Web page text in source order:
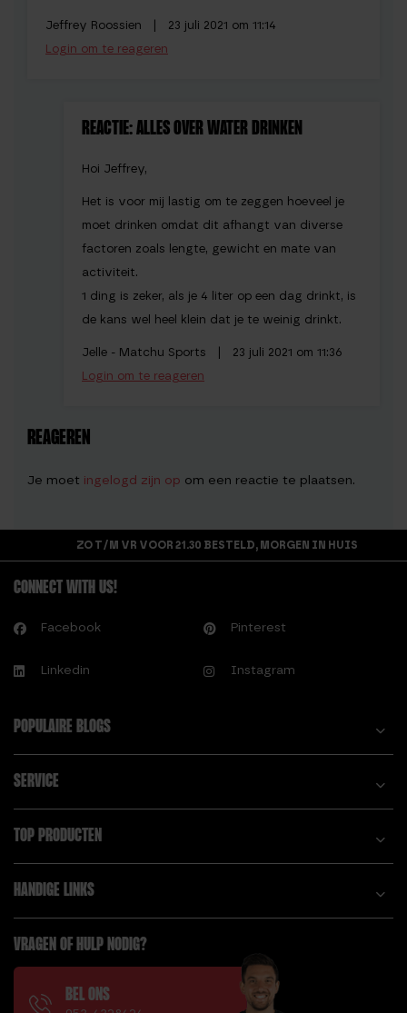
Jeffrey Roossien | 23 juli 2021 om 11:14
Login om te reageren
REACTIE: ALLES OVER WATER DRINKEN
Hoi Jeffrey,
Het is voor mij lastig om te zeggen hoeveel je
moet drinken omdat dit afhangt van diverse
factoren zoals lengte, gewicht en mate van
activiteit.
1 ding is zeker, als je 4 liter op een dag drinkt, is
de kans wel heel klein dat je te weinig drinkt.
Jelle - Matchu Sports | 23 juli 2021 om 11:36
Login om te reageren
REAGEREN
Je moet ingelogd zijn op om een reactie te plaatsen.
ZO T/M VR VOOR 21.30 BESTELD, MORGEN IN HUIS
CONNECT WITH US!
Facebook Pinterest
Linkedin Instagram
POPULAIRE BLOGS
SERVICE
TOP PRODUCTEN
HANDIGE LINKS
VRAGEN OF HULP NODIG?
BEL ONS